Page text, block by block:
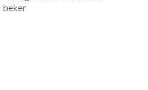
beker